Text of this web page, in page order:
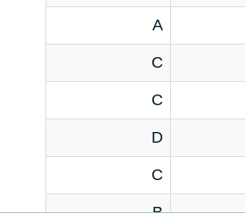
A
C
C
D
C
B